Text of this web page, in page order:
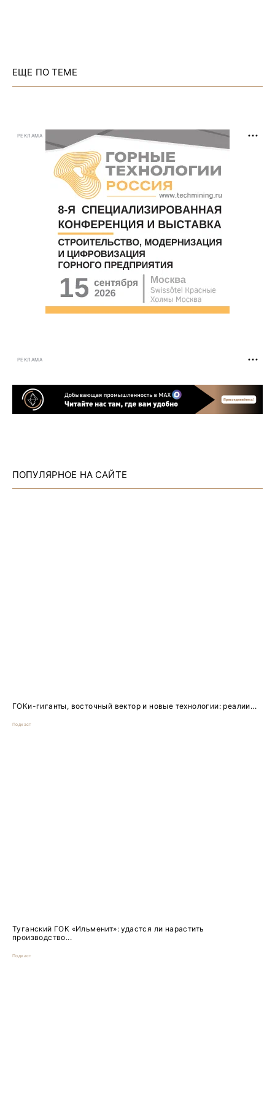
ЕЩЕ ПО ТЕМЕ
РЕКЛАМА
РЕКЛАМА
ПОПУЛЯРНОЕ НА САЙТЕ
ГОКи-гиганты, восточный вектор и новые технологии: реалии...
Подкаст
Туганский ГОК «Ильменит»: удастся ли нарастить
производство...
Подкаст